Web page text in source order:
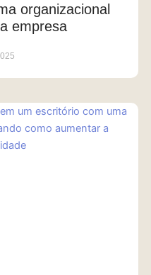
organizacional
empresa